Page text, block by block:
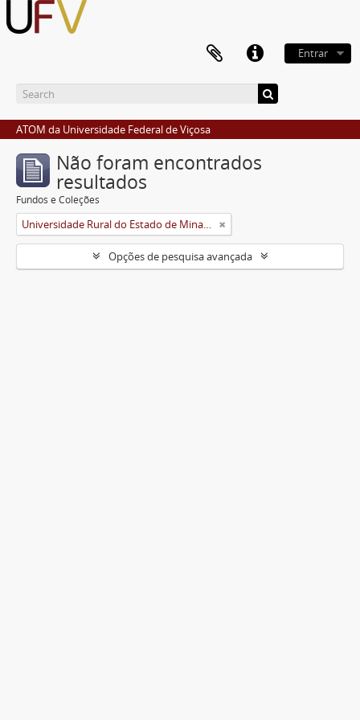
Entrar
ATOM da Universidade Federal de Viçosa
Não foram encontrados
resultados
Fundos e Coleções
Universidade Rural do Estado de Minas Gerais (Uremg)
Opções de pesquisa avançada